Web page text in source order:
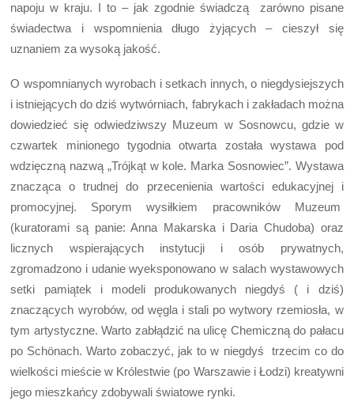
napoju w kraju. I to – jak zgodnie świadczą zarówno pisane
świadectwa i wspomnienia długo żyjących – cieszył się
uznaniem za wysoką jakość.
O wspomnianych wyrobach i setkach innych, o niegdysiejszych
i istniejących do dziś wytwórniach, fabrykach i zakładach można
dowiedzieć się odwiedziwszy Muzeum w Sosnowcu, gdzie w
czwartek minionego tygodnia otwarta została wystawa pod
wdzięczną nazwą „Trójkąt w kole. Marka Sosnowiec”. Wystawa
znacząca o trudnej do przecenienia wartości edukacyjnej i
promocyjnej. Sporym wysiłkiem pracowników Muzeum
(kuratorami są panie: Anna Makarska i Daria Chudoba) oraz
licznych wspierających instytucji i osób prywatnych,
zgromadzono i udanie wyeksponowano w salach wystawowych
setki pamiątek i modeli produkowanych niegdyś ( i dziś)
znaczących wyrobów, od węgla i stali po wytwory rzemiosła, w
tym artystyczne. Warto zabłądzić na ulicę Chemiczną do pałacu
po Schönach. Warto zobaczyć, jak to w niegdyś trzecim co do
wielkości mieście w Królestwie (po Warszawie i Łodzi) kreatywni
jego mieszkańcy zdobywali światowe rynki.